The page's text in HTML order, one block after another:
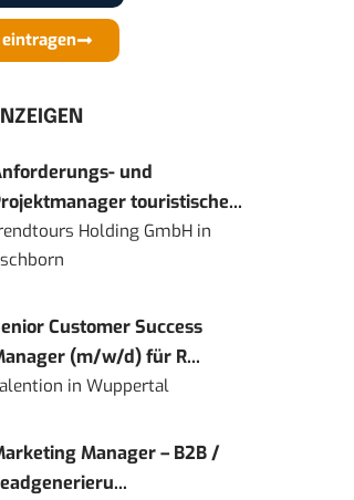
und
touristische...
Holding GmbH in
Customer Success
(m/w/d) für R...
inWuppertal
Manager – B2B /